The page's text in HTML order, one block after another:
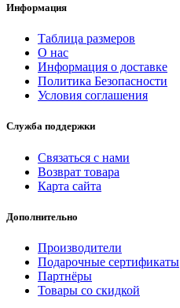
Информация
Таблица размеров
О нас
Информация о доставке
Политика Безопасности
Условия соглашения
Служба поддержки
Связаться с нами
Возврат товара
Карта сайта
Дополнительно
Производители
Подарочные сертификаты
Партнёры
Товары со скидкой